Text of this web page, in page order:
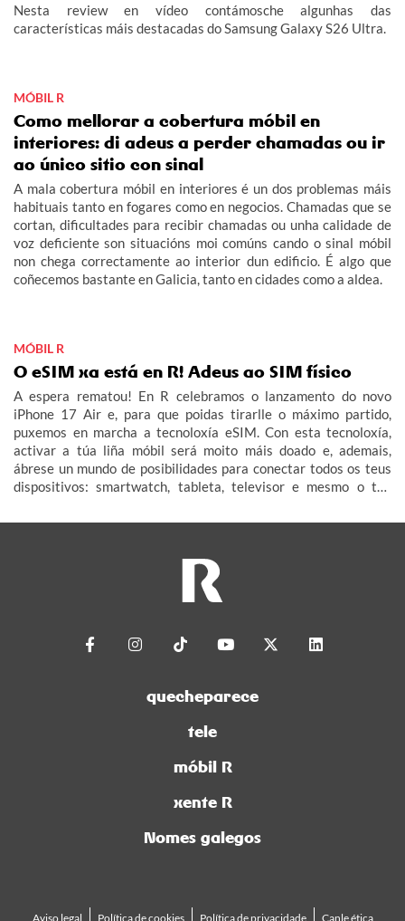
Nesta review en vídeo contámosche algunhas das
características máis destacadas do Samsung Galaxy S26 Ultra.
MÓBIL R
Como mellorar a cobertura móbil en
interiores: di adeus a perder chamadas ou ir
ao único sitio con sinal
A mala cobertura móbil en interiores é un dos problemas máis
habituais tanto en fogares como en negocios. Chamadas que se
cortan, dificultades para recibir chamadas ou unha calidade de
voz deficiente son situacións moi comúns cando o sinal móbil
non chega correctamente ao interior dun edificio. É algo que
coñecemos bastante en Galicia, tanto en cidades como a aldea.
MÓBIL R
O eSIM xa está en R! Adeus ao SIM físico
A espera rematou! En R celebramos o lanzamento do novo
iPhone 17 Air e, para que poidas tirarlle o máximo partido,
puxemos en marcha a tecnoloxía eSIM. Con esta tecnoloxía,
activar a túa liña móbil será moito máis doado e, ademais,
ábrese un mundo de posibilidades para conectar todos os teus
dispositivos: smartwatch, tableta, televisor e mesmo o teu
quecheparece
tele
móbil R
xente R
Nomes galegos
Aviso legal Política de cookies Política de privacidade Canle ética